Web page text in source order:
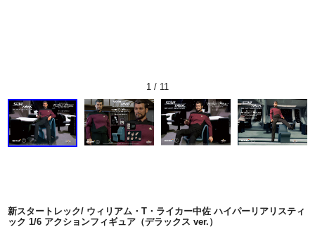
1 / 11
新スタートレック/ ウィリアム・T・ライカー中佐 ハイパーリアリスティ
ック 1/6 アクションフィギュア（デラックス ver.）